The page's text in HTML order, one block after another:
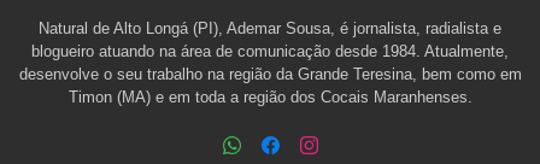
Natural de Alto Longá (PI), Ademar Sousa, é jornalista, radialista e
blogueiro atuando na área de comunicação desde 1984. Atualmente,
desenvolve o seu trabalho na região da Grande Teresina, bem como em
Timon (MA) e em toda a região dos Cocais Maranhenses.